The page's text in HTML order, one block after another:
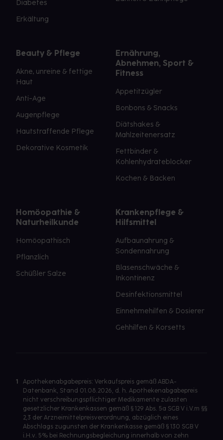
Diabetes
Erkältung
Beauty & Pflege
Akne, unreine & fettige
Haut
Anti-Age
Augenpflege
Hautstraffende Pflege
Dekorative Kosmetik
Ernährung,
Abnehmen, Sport &
Fitness
Appetitzügler
Bonbons & Snacks
Diätshakes &
Mahlzeitenersatz
Fettbinder &
Kohlenhydrateblocker
Kochen & Backen
Homöopathie &
Naturheilkunde
Homöopathisch
Pflanzlich
Schüßler Salze
Krankenpflege &
Hilfsmittel
Aufbaunahrung &
Sondennahrung
Blasenschwäche &
Inkontinenz
Desinfektionsmittel
Einnehmehilfen & Dosierer
Gehhilfen & Korsetts
1
Apothekenabgabepreis: Verkaufspreis gemäß ABDA-
Datenbank, Stand 01.08.2026, d. h. Apothekenabgabepreis
nicht verschreibungspflichtiger Medikamente zulasten
gesetzlicher Krankenkassen gemäß § 129 Abs. 5a SGB V i.V.m §§
2,3 der Arzneimittelpreisverordnung, abzüglich eines
Abschlags zugunsten der Krankenkasse gemäß § 130 SGB V
i.H.v. 5% bei Rechnungsbegleichung innerhalb von zehn